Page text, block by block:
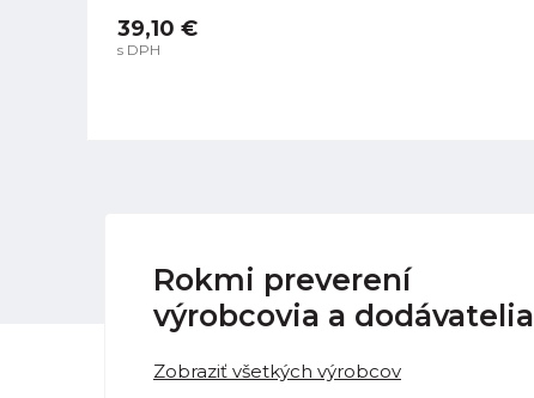
39,10 €
s DPH
Rokmi preverení
výrobcovia a dodávatelia
Zobraziť všetkých výrobcov